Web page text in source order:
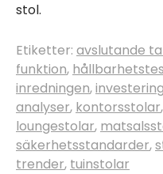
stol.
Etiketter: avslutande
funktion,
inredningen,
analyser, kontorsstolar,
loungestolar,
säkerhetsstandarder,
trender, tuinstolar